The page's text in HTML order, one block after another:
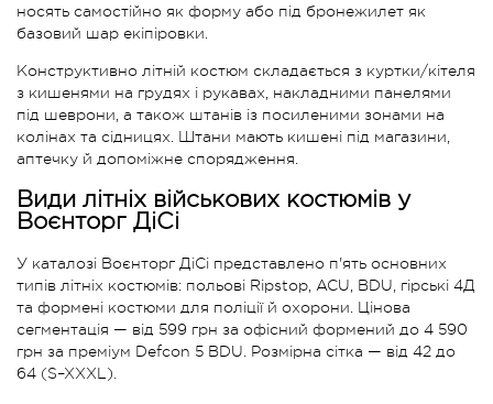
носять самостійно як форму або під бронежилет як
базовий шар екіпіровки.
Конструктивно літній костюм складається з куртки/кітеля
з кишенями на грудях і рукавах, накладними панелями
під шеврони, а також штанів із посиленими зонами на
колінах та сідницях. Штани мають кишені під магазини,
аптечку й допоміжне спорядження.
Види літніх військових костюмів у
Воєнторг ДіСі
У каталозі Воєнторг ДіСі представлено п'ять основних
типів літніх костюмів: польові Ripstop, ACU, BDU, гірські 4Д
та формені костюми для поліції й охорони. Цінова
сегментація — від 599 грн за офісний формений до 4 590
грн за преміум Defcon 5 BDU. Розмірна сітка — від 42 до
64 (S–XXXL).